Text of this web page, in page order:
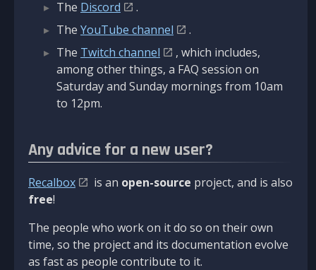
The Discord
.
The YouTube channel
.
The Twitch channel
, which includes,
among other things, a FAQ session on
Saturday and Sunday mornings from 10am
to 12pm.
Any advice for a new user?
Recalbox is an open-source project, and is also
free!
The people who work on it do so on their own
time, so the project and its documentation evolve
as fast as people contribute to it.